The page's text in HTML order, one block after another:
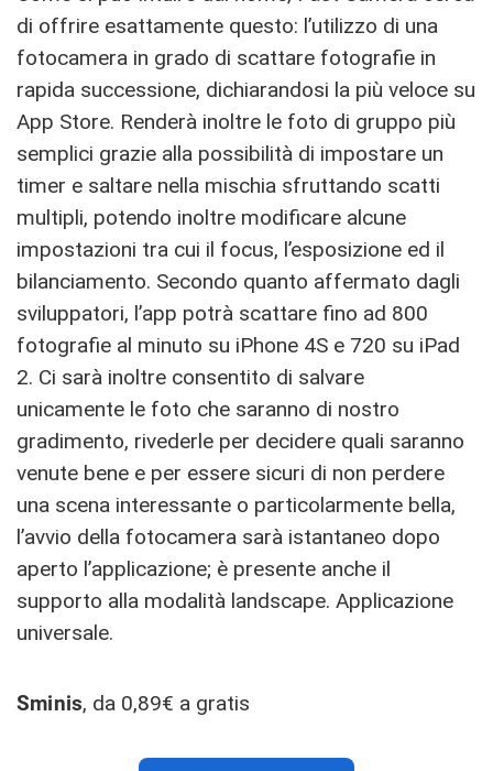
di offrire esattamente questo: l’utilizzo di una
fotocamera in grado di scattare fotografie in
rapida successione, dichiarandosi la più veloce su
App Store. Renderà inoltre le foto di gruppo più
semplici grazie alla possibilità di impostare un
timer e saltare nella mischia sfruttando scatti
multipli, potendo inoltre modificare alcune
impostazioni tra cui il focus, l’esposizione ed il
bilanciamento. Secondo quanto affermato dagli
sviluppatori, l’app potrà scattare fino ad 800
fotografie al minuto su iPhone 4S e 720 su iPad
2. Ci sarà inoltre consentito di salvare
unicamente le foto che saranno di nostro
gradimento, rivederle per decidere quali saranno
venute bene e per essere sicuri di non perdere
una scena interessante o particolarmente bella,
l’avvio della fotocamera sarà istantaneo dopo
aperto l’applicazione; è presente anche il
supporto alla modalità landscape. Applicazione
universale.
Sminis, da 0,89€ a gratis